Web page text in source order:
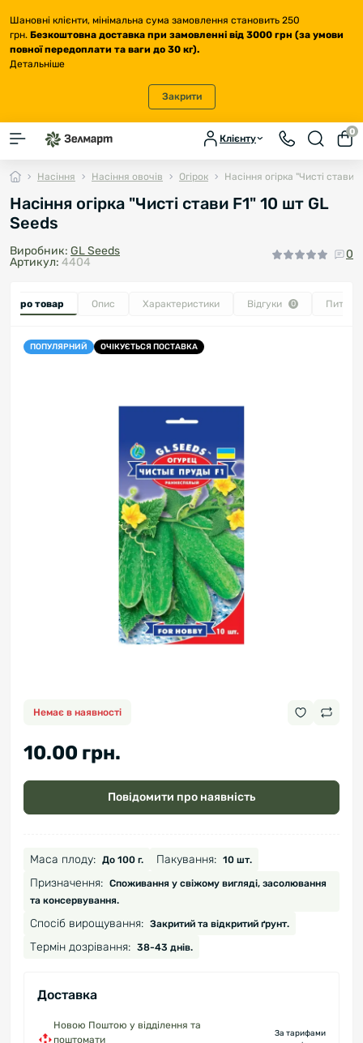
Шановні клієнти, мінімальна сума замовлення становить 250
грн. Безкоштовна доставка при замовленні від 3000 грн (за умови
повної передоплати та ваги до 30 кг).
Детальніше
Закрити
Клієнту
0
Насіння Насіння овочів Огірок Насіння огірка "Чисті стави
Насіння огірка "Чисті стави F1" 10 шт GL
Seeds
Виробник: GL Seeds
Артикул: 4404
0
про товар Опис Характеристики Відгуки 0
ПОПУЛЯРНИЙ ОЧІКУЄТЬСЯ ПОСТАВКА
Немає в наявності
10.00 грн.
Повідомити про наявність
Маса плоду: До 100 г. Пакування: 10 шт.
Призначення: Споживання у свіжому вигляді, засолювання
та консервування.
Спосіб вирощування: Закритий та відкритий ґрунт.
Термін дозрівання: 38-43 днів.
Доставка
Новою Поштою у відділення та
поштомати
За тарифами